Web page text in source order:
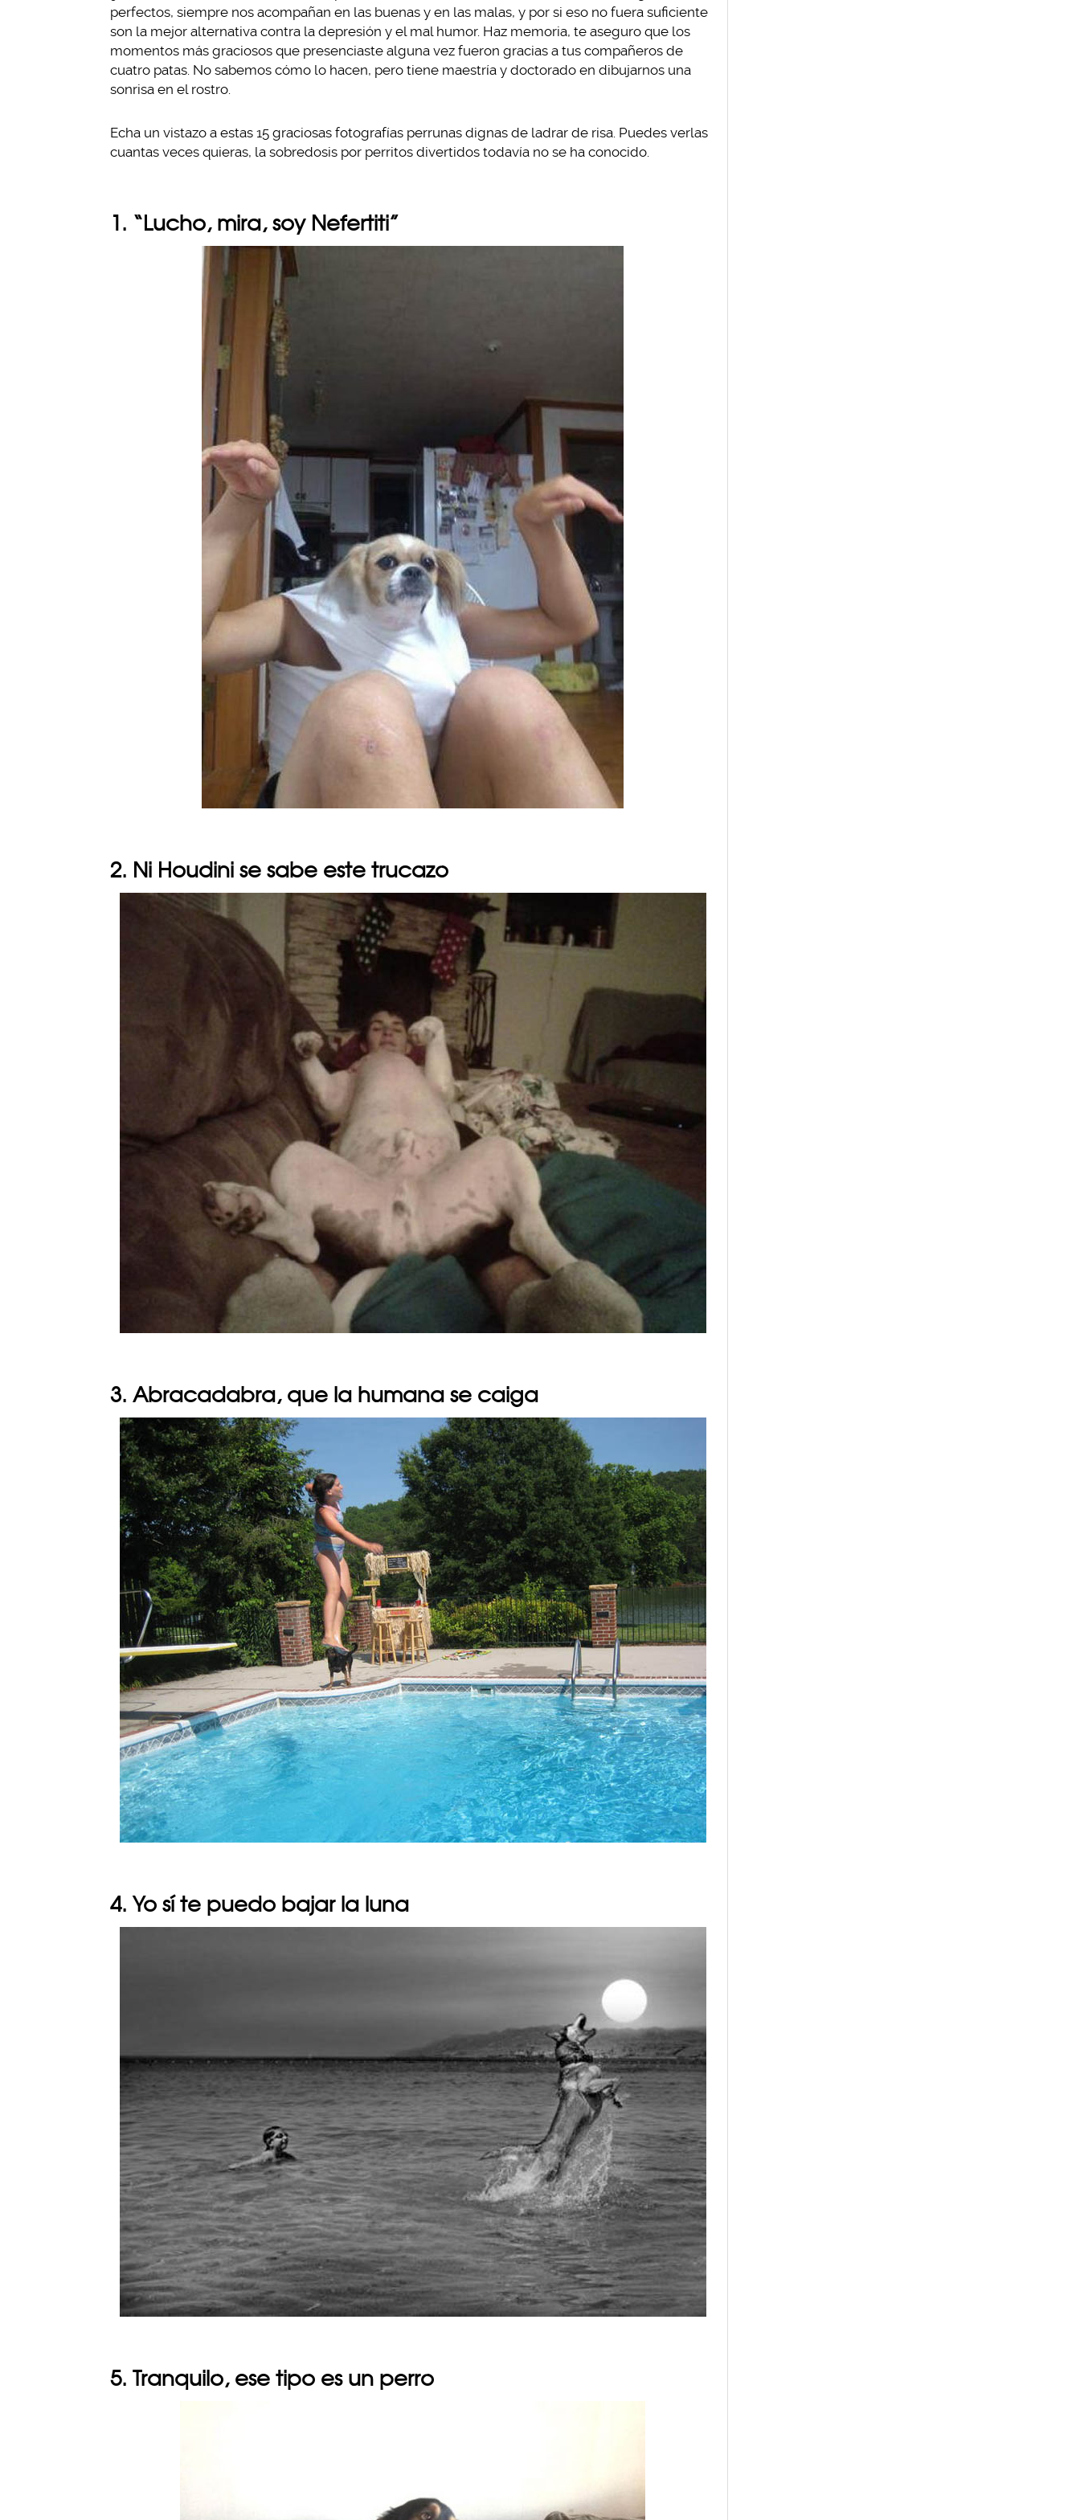
perfectos, siempre nos acompañan en las buenas y en las malas, y por si eso no fuera suficiente
son la mejor alternativa contra la depresión y el mal humor. Haz memoria, te aseguro que los
momentos más graciosos que presenciaste alguna vez fueron gracias a tus compañeros de
cuatro patas. No sabemos cómo lo hacen, pero tiene maestría y doctorado en dibujarnos una
sonrisa en el rostro.
Echa un vistazo a estas 15 graciosas fotografías perrunas dignas de ladrar de risa. Puedes verlas
cuantas veces quieras, la sobredosis por perritos divertidos todavía no se ha conocido.
1. “Lucho, mira, soy Nefertiti”
2. Ni Houdini se sabe este trucazo
3. Abracadabra, que la humana se caiga
4. Yo sí te puedo bajar la luna
5. Tranquilo, ese tipo es un perro